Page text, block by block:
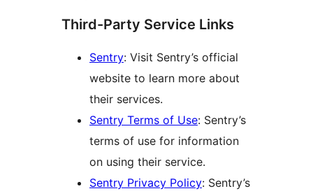
Third-Party Service Links
Sentry: Visit Sentry’s official
website to learn more about
their services.
Sentry Terms of Use: Sentry’s
terms of use for information
on using their service.
Sentry Privacy Policy: Sentry’s